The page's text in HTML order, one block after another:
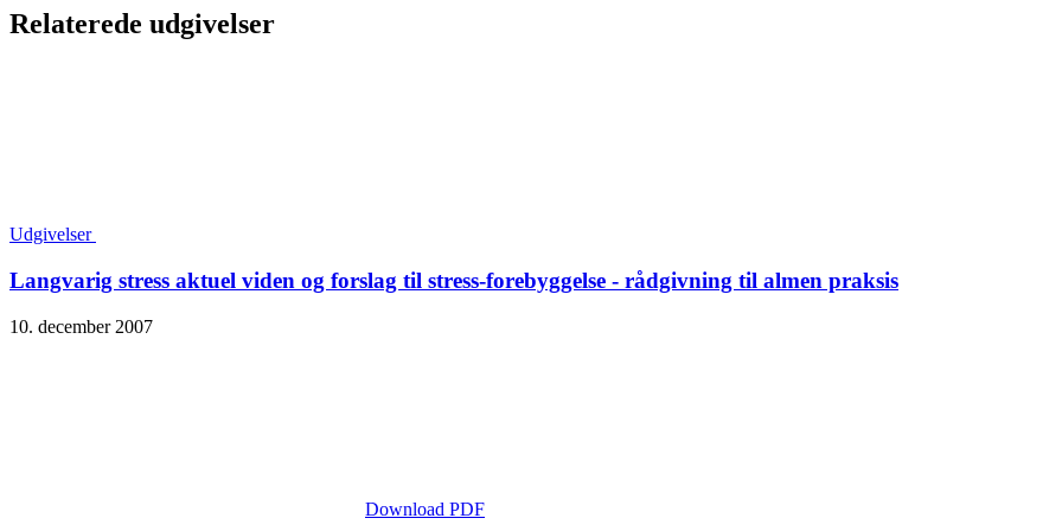
Relaterede udgivelser
Udgivelser
Langvarig stress aktuel viden og forslag til stress-forebyggelse - rådgivning til almen praksis
10. december 2007
Download PDF